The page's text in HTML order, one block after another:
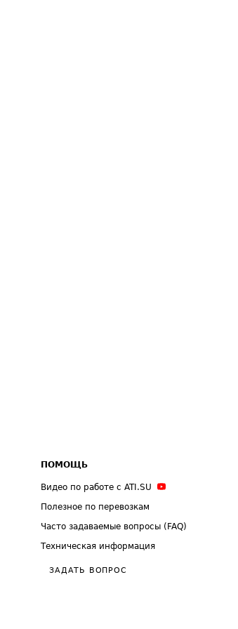
ПОМОЩЬ
Видео по работе с ATI.SU
Полезное по перевозкам
Часто задаваемые вопросы (FAQ)
Техническая информация
ЗАДАТЬ ВОПРОС